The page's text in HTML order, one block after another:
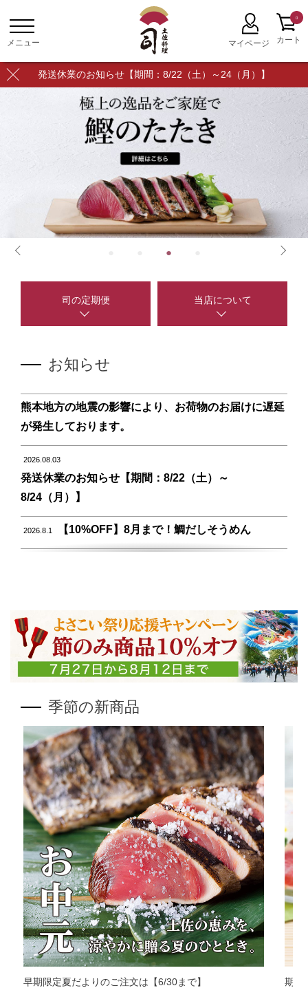
発送休業のお知らせ【期間：8/22（土）～24（月）】
0
司の定期便 当店について
お知らせ
熊本地方の地震の影響により、お荷物のお届けに遅延
が発生しております。
2026.08.03
発送休業のお知らせ【期間：8/22（土）～
8/24（月）】
2026.8.1 【10%OFF】8月まで！鯛だしそうめん
季節の新商品
早期限定夏だよりのご注文は【6/30まで】 期間